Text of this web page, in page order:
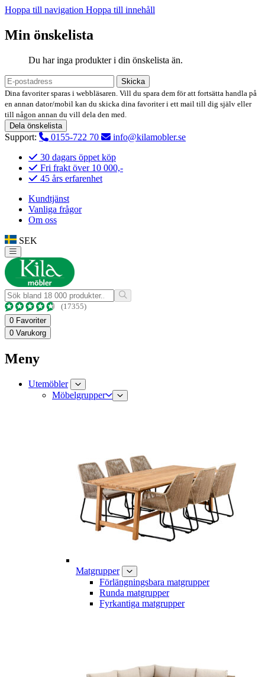
Hoppa till navigation Hoppa till innehåll
Min önskelista
Du har inga produkter i din önskelista än.
Skicka
Dina favoriter sparas i webbläsaren. Vill du spara dem för att fortsätta handla på
en annan dator/mobil kan du skicka dina favoriter i ett mail till dig själv eller
till någon annan du vill dela den med.
Dela önskelista
Support: 0155-722 70
info@kilamobler.se
30 dagars öppet köp
Fri frakt över 10 000,-
45 års erfarenhet
Kundtjänst
Vanliga frågor
Om oss
SEK
(17355)
0 Favoriter
0 Varukorg
Meny
Utemöbler
Möbelgrupper
Matgrupper
Förlängningsbara matgrupper
Runda matgrupper
Fyrkantiga matgrupper